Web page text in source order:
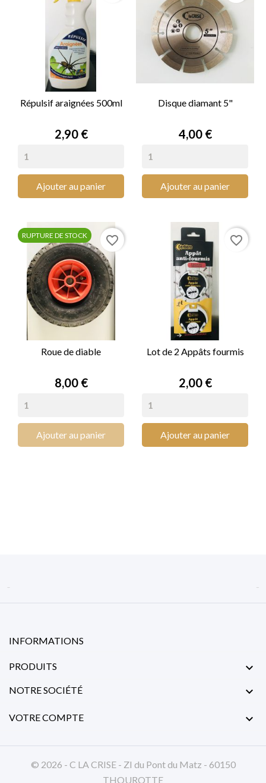
Répulsif araignées 500ml
Prix
2,90 €
Ajouter au panier
Disque diamant 5"
Prix
4,00 €
Ajouter au panier
Roue de diable
Prix
8,00 €
Ajouter au panier
RUPTURE DE STOCK favorite_border
Lot de 2 Appâts fourmis
Prix
2,00 €
Ajouter au panier
favorite_border
 
INFORMATIONS
PRODUITS 
NOTRE SOCIÉTÉ 
VOTRE COMPTE 
© 2026 - C LA CRISE - ZI du Pont du Matz - 60150
THOUROTTE